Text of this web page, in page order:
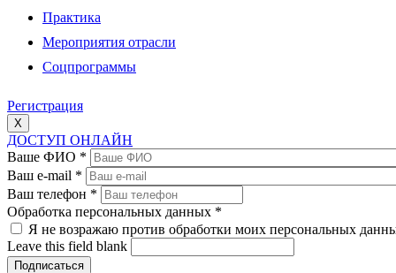
Практика
Мероприятия отрасли
Соцпрограммы
Регистрация
X
ДОСТУП ОНЛАЙН
Ваше ФИО *
Ваш e-mail *
Ваш телефон *
Обработка персональных данных *
Я не возражаю против обработки моих персональных
Leave this field blank